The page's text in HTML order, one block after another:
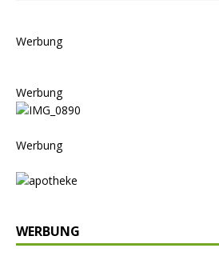
Werbung
Werbung
Werbung
WERBUNG